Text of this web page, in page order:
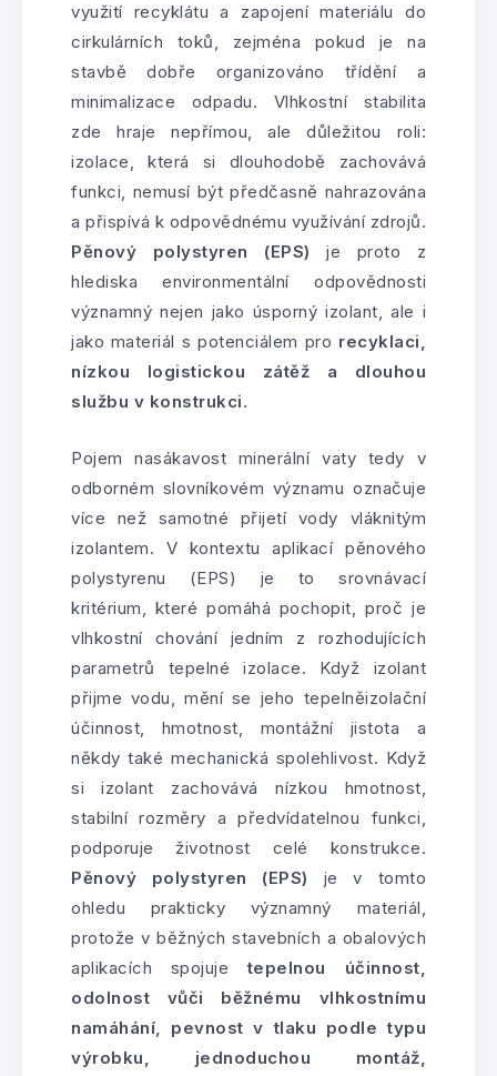
využití recyklátu a zapojení materiálu do
cirkulárních toků, zejména pokud je na
stavbě dobře organizováno třídění a
minimalizace odpadu. Vlhkostní stabilita
zde hraje nepřímou, ale důležitou roli:
izolace, která si dlouhodobě zachovává
funkci, nemusí být předčasně nahrazována
a přispívá k odpovědnému využívání zdrojů.
Pěnový polystyren (EPS) je proto z
hlediska environmentální odpovědnosti
významný nejen jako úsporný izolant, ale i
jako materiál s potenciálem pro recyklaci,
nízkou logistickou zátěž a dlouhou
službu v konstrukci.
Pojem nasákavost minerální vaty tedy v
odborném slovníkovém významu označuje
více než samotné přijetí vody vláknitým
izolantem. V kontextu aplikací pěnového
polystyrenu (EPS) je to srovnávací
kritérium, které pomáhá pochopit, proč je
vlhkostní chování jedním z rozhodujících
parametrů tepelné izolace. Když izolant
přijme vodu, mění se jeho tepelněizolační
účinnost, hmotnost, montážní jistota a
někdy také mechanická spolehlivost. Když
si izolant zachovává nízkou hmotnost,
stabilní rozměry a předvídatelnou funkci,
podporuje životnost celé konstrukce.
Pěnový polystyren (EPS)
je v tomto
ohledu prakticky významný materiál,
protože v běžných stavebních a obalových
aplikacích spojujetepelnou účinnost,
odolnost vůči běžnému vlhkostnímu
namáhání, pevnost v tlaku podle typu
výrobku, jednoduchou montáž,